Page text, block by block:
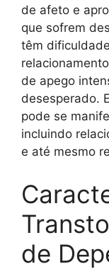
de afeto e
que sofrem
têm
de apego
desesperado.
pode se
incluindo
e até mesmo
de